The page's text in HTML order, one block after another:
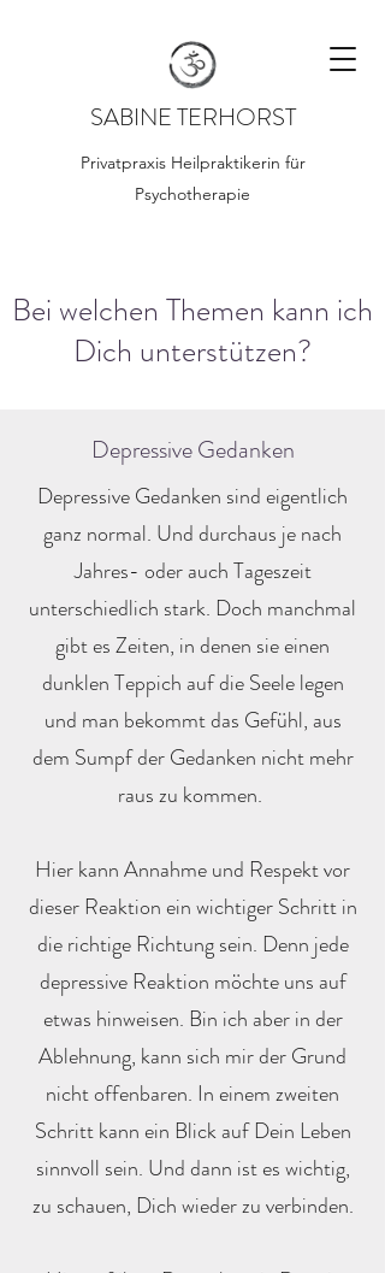
SABINE TERHORST
Privatpraxis Heilpraktikerin für
Psychotherapie
Bei welchen Themen kann ich
Dich unterstützen?
Depressive Gedanken
Depressive Gedanken sind eigentlich
ganz normal. Und durchaus je nach
Jahres- oder auch Tageszeit
unterschiedlich stark. Doch manchmal
gibt es Zeiten, in denen sie einen
dunklen Teppich auf die Seele legen
und man bekommt das Gefühl, aus
dem Sumpf der Gedanken nicht mehr
raus zu kommen.
Hier kann Annahme und Respekt vor
dieser Reaktion ein wichtiger Schritt in
die richtige Richtung sein. Denn jede
depressive Reaktion möchte uns auf
etwas hinweisen. Bin ich aber in der
Ablehnung, kann sich mir der Grund
nicht offenbaren. In einem zweiten
Schritt kann ein Blick auf Dein Leben
sinnvoll sein. Und dann ist es wichtig,
zu schauen, Dich wieder zu verbinden.